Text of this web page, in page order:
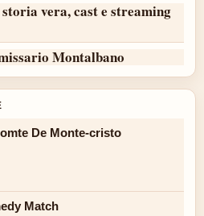
vera, cast e streaming
Montalbano
De Monte-cristo
Match